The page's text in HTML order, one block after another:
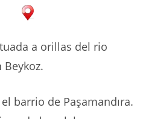
a orillas del rio
Beykoz.
barrio de Paşamandıra.